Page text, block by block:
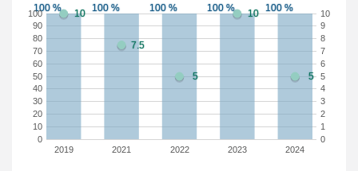
2019 2021 2022 2023 2024
0
10
20
30
40
50
60
70
80
90
100
0
1
2
3
4
5
6
7
8
9
10